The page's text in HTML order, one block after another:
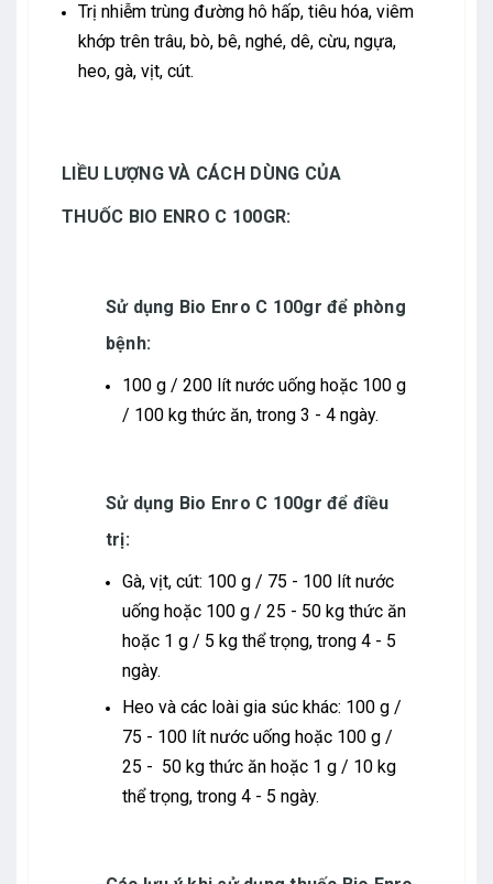
Trị nhiễm trùng đường hô hấp, tiêu hóa, viêm
khớp trên trâu, bò, bê, nghé, dê, cừu, ngựa,
heo, gà, vịt, cút.
LIỀU LƯỢNG VÀ CÁCH DÙNG CỦA
THUỐC BIO ENRO C 100GR:
Sử dụng Bio Enro C 100gr để phòng
bệnh:
100 g / 200 lít nước uống hoặc 100 g
/ 100 kg thức ăn, trong 3 - 4 ngày.
Sử dụng Bio Enro C 100gr để điều
trị:
Gà, vịt, cút: 100 g / 75 - 100 lít nước
uống hoặc 100 g / 25 - 50 kg thức ăn
hoặc 1 g / 5 kg thể trọng, trong 4 - 5
ngày.
Heo và các loài gia súc khác: 100 g /
75 - 100 lít nước uống hoặc 100 g /
25 - 50 kg thức ăn hoặc 1 g / 10 kg
thể trọng, trong 4 - 5 ngày.